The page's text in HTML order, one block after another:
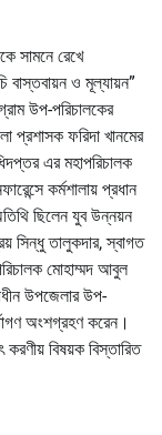
সামনে রেখে
বাস্তবায়ন ও মূল্যায়ন”
উপ-পরিচালকের
প্রশাসক ফরিদা খানমের
এর মহাপরিচালক
কর্মশালায় প্রধান
ছিলেন যুব উন্নয়ন
সিন্ধু তালুকদার, স্বাগত
মোহাম্মদ আবুল
উপজেলার উপ-
অংশগ্রহণ করেন।
বিষয়ক বিস্তারিত